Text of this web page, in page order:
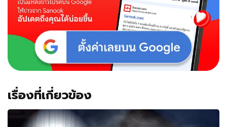
เรื่องที่เกี่ยวข้อง